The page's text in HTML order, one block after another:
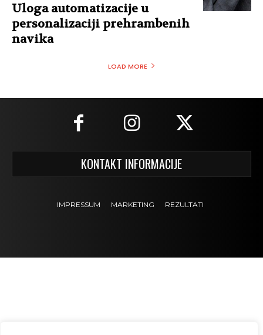
Uloga automatizacije u
personalizaciji prehrambenih
navika
LOAD MORE
KONTAKT INFORMACIJE
IMPRESSUM MARKETING REZULTATI